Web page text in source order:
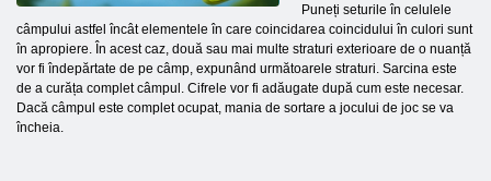
Puneți seturile în celulele
câmpului astfel încât elementele în care coincidarea coincidului în culori sunt
în apropiere. În acest caz, două sau mai multe straturi exterioare de o nuanță
vor fi îndepărtate de pe câmp, expunând următoarele straturi. Sarcina este
de a curăța complet câmpul. Cifrele vor fi adăugate după cum este necesar.
Dacă câmpul este complet ocupat, mania de sortare a jocului de joc se va
încheia.